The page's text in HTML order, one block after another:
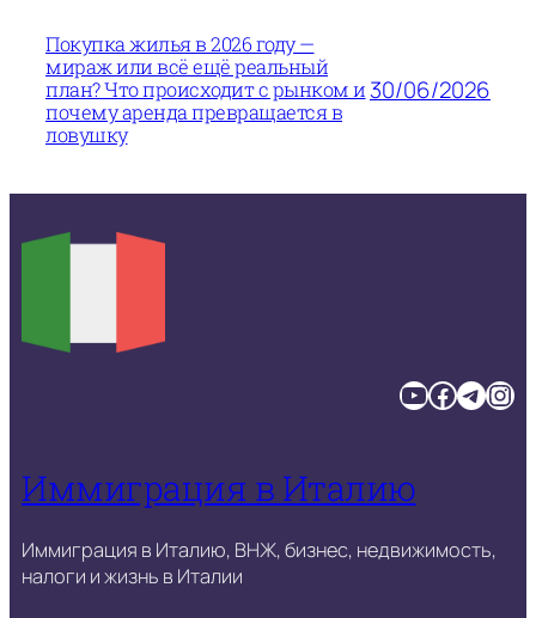
Покупка жилья в 2026 году —
мираж или всё ещё реальный
план? Что происходит с рынком и
почему аренда превращается в
ловушку
30/06/2026
YouTube Facebook TelegramInstagram
Иммиграция в Италию
Иммиграция в Италию, ВНЖ, бизнес, недвижимость,
налоги и жизнь в Италии